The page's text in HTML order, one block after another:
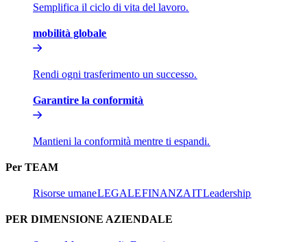
Semplifica il ciclo di vita del lavoro.​​
mobilità globale​​
Rendi ogni trasferimento un successo.​​
Garantire la conformità​​
Mantieni la conformità mentre ti espandi.​​
Per TEAM​​
Risorse umane​​LEGALE​​FINANZA​​IT​​Leadership​​
PER DIMENSIONE AZIENDALE​​